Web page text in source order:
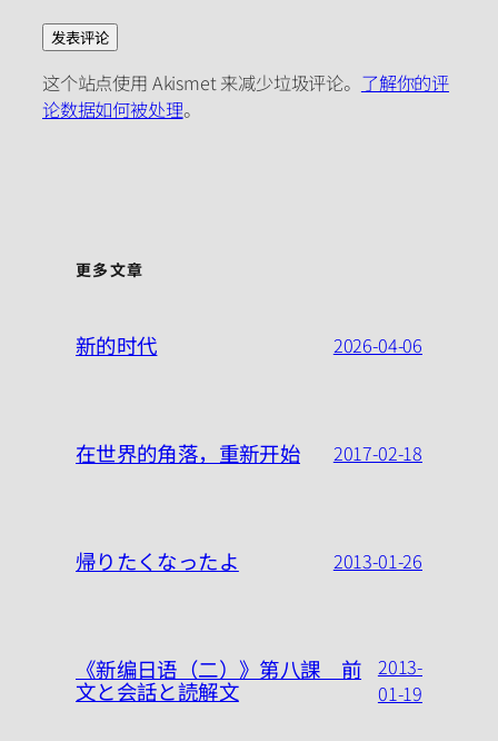
这个站点使用 Akismet 来减少垃圾评论。 了解你的评
论数据如何被处理。
更多文章
新的时代 2026-04-06
在世界的角落，重新开始 2017-02-18
帰りたくなったよ 2013-01-26
《新编日语（二）》第八課 前
文と会話と読解文
2013-
01-19